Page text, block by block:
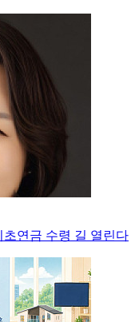
연금 수령 길 열린다